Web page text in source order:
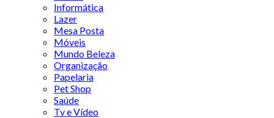
Informática
Lazer
Mesa Posta
Móveis
Mundo Beleza
Organização
Papelaria
Pet Shop
Saúde
Tv e Vídeo